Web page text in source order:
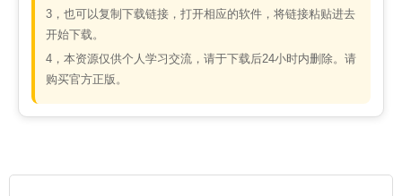
3，也可以复制下载链接，打开相应的软件，将链接粘贴进去
开始下载。
4，本资源仅供个人学习交流，请于下载后24小时内删除。请
购买官方正版。